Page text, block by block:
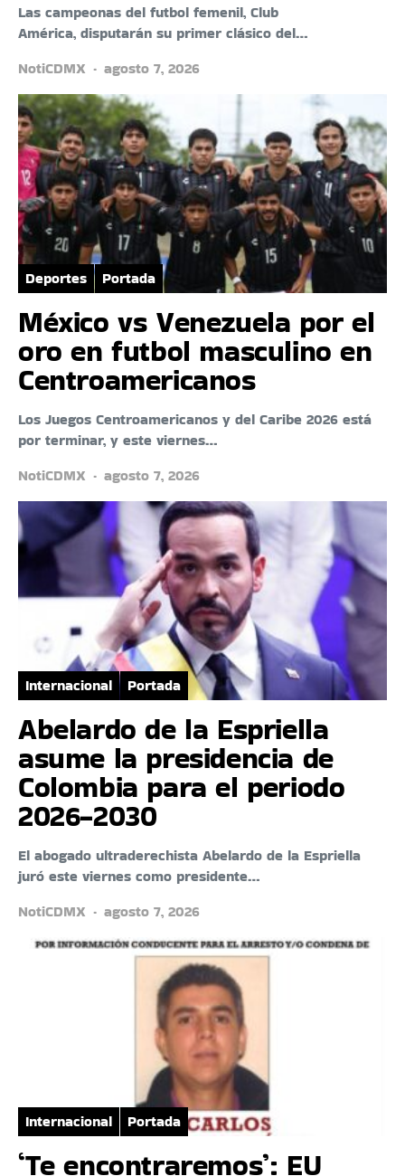
Las campeonas del futbol femenil, Club
América, disputarán su primer clásico del…
NotiCDMX
agosto 7, 2026
Deportes Portada
México vs Venezuela por el
oro en futbol masculino en
Centroamericanos
Los Juegos Centroamericanos y del Caribe 2026 está
por terminar, y este viernes…
NotiCDMX
agosto 7, 2026
Internacional Portada
Abelardo de la Espriella
asume la presidencia de
Colombia para el periodo
2026-2030
El abogado ultraderechista Abelardo de la Espriella
juró este viernes como presidente…
NotiCDMX
agosto 7, 2026
Internacional Portada
‘Te encontraremos’: EU